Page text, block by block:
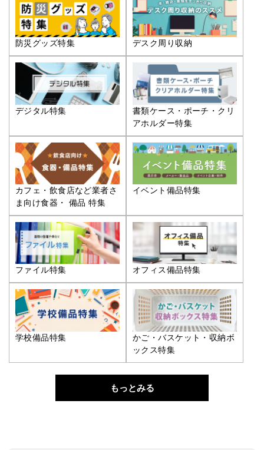
防災グッズ特集 デスク周り収納
デジタル特集
書類ケース・ポーチ・クリ
アホルダー特集
カフェ・飲食店など業者さ
ま向け食器・ 備品 特集
イベント備品特集
ファイル特集 オフィス備品特集
学校備品特集
かご・バスケット・収納ボ
ックス特集
もっとみる